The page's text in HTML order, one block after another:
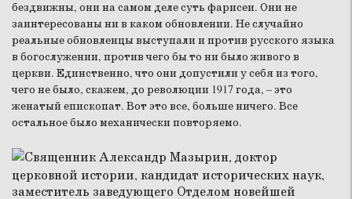
бездвижны, они на самом деле суть фарисеи. Они не
заинтересованы ни в каком обновлении. Не случайно
реальные обновленцы выступали и против русского языка
в богослужении, против чего бы то ни было живого в
церкви. Единственно, что они допустили у себя из того,
чего не было, скажем, до революции 1917 года, – это
женатый епископат. Вот это все, больше ничего. Все
остальное было механически повторяемо.